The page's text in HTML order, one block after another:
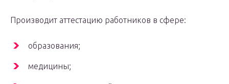
Производит аттестацию работников в сфере:
образования;
медицины;